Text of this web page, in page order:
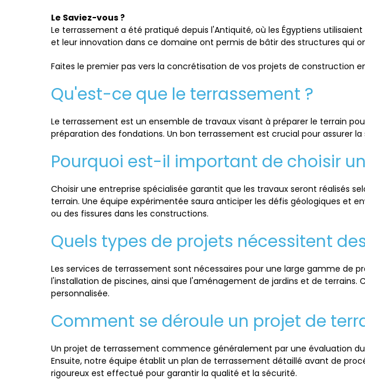
Le Saviez-vous ?
Le terrassement a été pratiqué depuis l'Antiquité, où les Égyptiens
et leur innovation dans ce domaine ont permis de bâtir des structures qui
Faites le premier pas vers la concrétisation de vos projets de construction
Qu'est-ce que le terrassement ?
Le terrassement est un ensemble de travaux visant à préparer le terrain
préparation des fondations. Un bon terrassement est crucial pour assurer
Pourquoi est-il important de choisir
Choisir une entreprise spécialisée garantit que les travaux seront réalisés
terrain. Une équipe expérimentée saura anticiper les défis géologiques et
ou des fissures dans les constructions.
Quels types de projets nécessitent
Les services de terrassement sont nécessaires pour une large gamme de
l'installation de piscines, ainsi que l'aménagement de jardins et de
personnalisée.
Comment se déroule un projet de
Un projet de terrassement commence généralement par une évaluation
Ensuite, notre équipe établit un plan de terrassement détaillé avant de
rigoureux est effectué pour garantir la qualité et la sécurité.